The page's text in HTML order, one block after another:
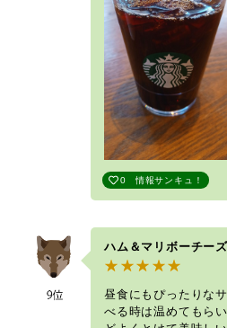
0 情報サンキュ！
ハム＆マリボーチー
昼食にもぴったりな
べる時は温めてもら